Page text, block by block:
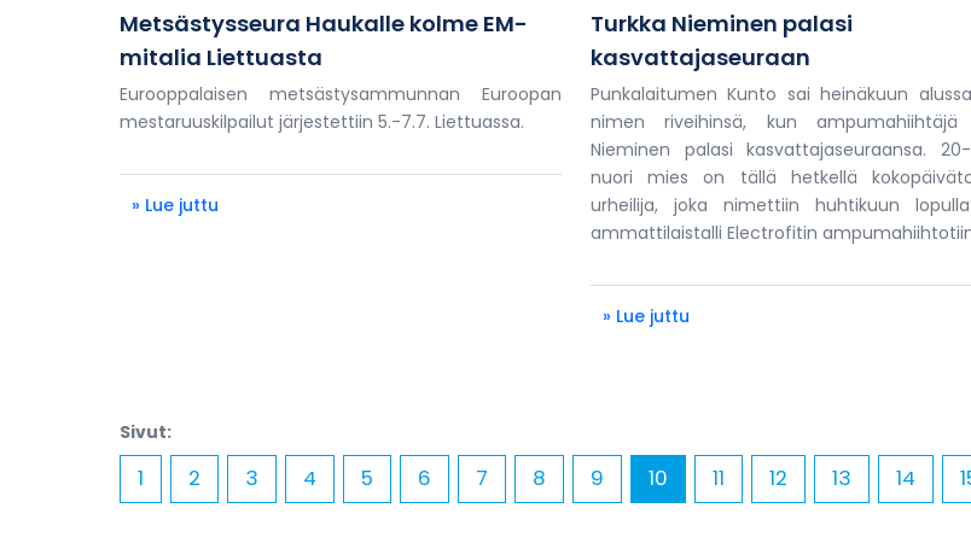
Metsästysseura Haukalle kolme EM-
mitalia Liettuasta
Eurooppalaisen metsästysammunnan Euroopan
mestaruuskilpailut järjestettiin 5.-7.7. Liettuassa.
» Lue juttu
Turkka Nieminen palasi
kasvattajaseuraan
Punkalaitumen Kunto sai heinäkuun
nimen riveihinsä, kun ampumahiihtäjä
Nieminen palasi kasvattajaseuraansa.
nuori mies on tällä hetkellä
urheilija, joka nimettiin huhtikuun
ammattilaistalli Electrofitin
» Lue juttu
Sivut:
1 2 3 4 5 6 7 8 9 10 11 12 13 14